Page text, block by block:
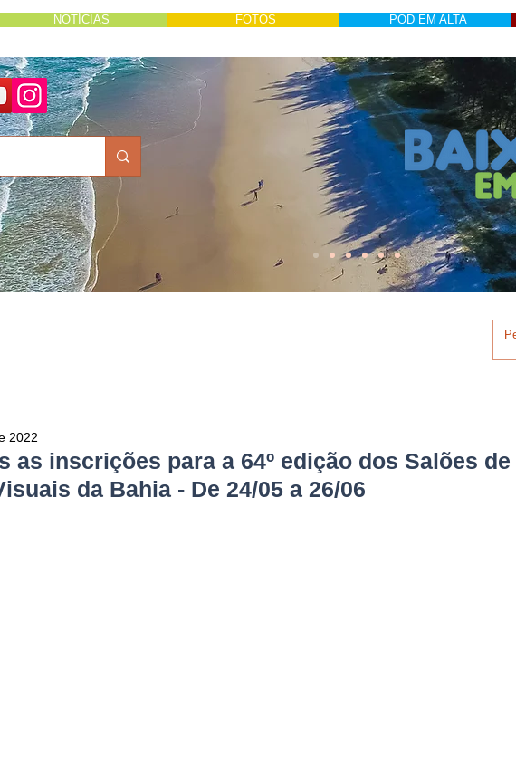
NOTÍCIAS FOTOS POD EM ALTA
as inscrições para a 64º edição dos Salões de
da Bahia - De 24/05 a 26/06
2022